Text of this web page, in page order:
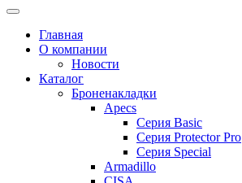
Главная
О компании
Новости
Каталог
Броненакладки
Apecs
Серия Basic
Серия Protector Pro
Серия Special
Armadillo